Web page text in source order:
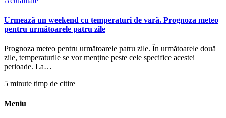
Urmează un weekend cu temperaturi de vară. Prognoza meteo
pentru următoarele patru zile
Prognoza meteo pentru următoarele patru zile. În următoarele două
zile, temperaturile se vor menține peste cele specifice acestei
perioade. La…
5 minute timp de citire
Meniu